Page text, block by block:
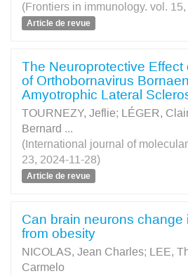
(Frontiers in immunology. vol.
Article de revue
The Neuroprotective Effect
of Orthobornavirus
Amyotrophic Lateral
TOURNEZY, Jeflie; LÉGER,
Bernard ...
(International journal of
23, 2024-11-28)
Article de revue
Can brain neurons change
from obesity
NICOLAS, Jean Charles; LEE,
Carmelo